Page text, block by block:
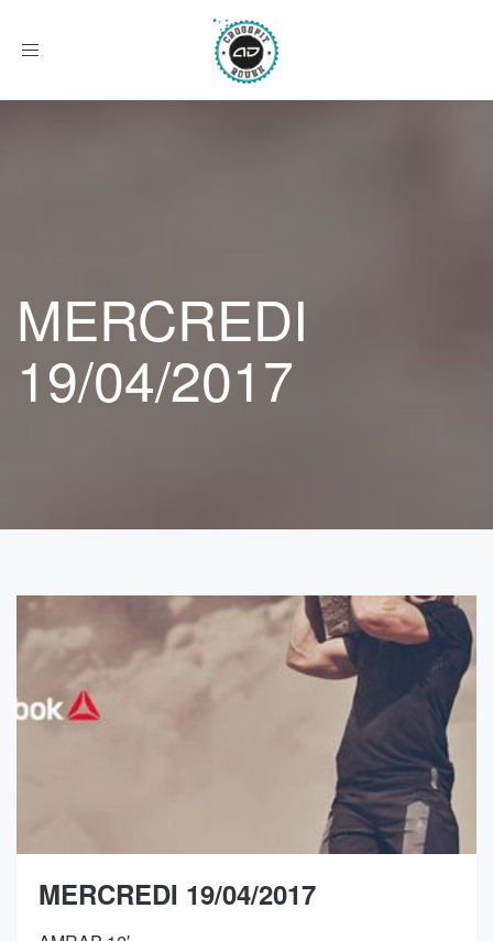
Afficher
MERCREDI
19/04/2017
MERCREDI 19/04/2017